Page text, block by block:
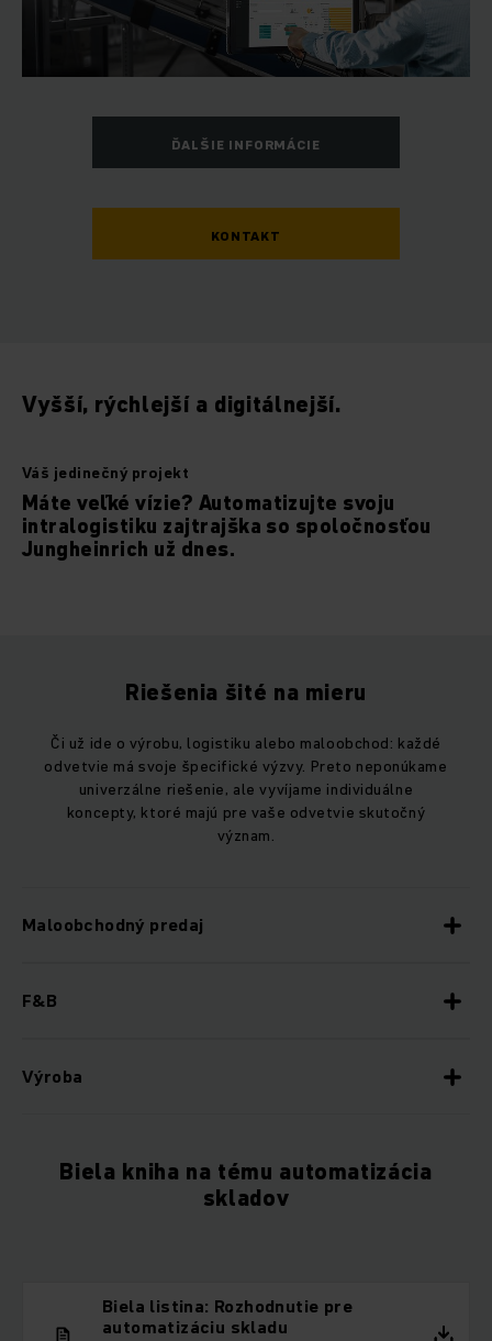
ĎALŠIE INFORMÁCIE
KONTAKT
Vyšší, rýchlejší a digitálnejší.
Váš jedinečný projekt
Máte veľké vízie? Automatizujte svoju
intralogistiku zajtrajška so spoločnosťou
Jungheinrich už dnes.
Riešenia šité na mieru
Či už ide o výrobu, logistiku alebo maloobchod: každé
odvetvie má svoje špecifické výzvy. Preto neponúkame
univerzálne riešenie, ale vyvíjame individuálne
koncepty, ktoré majú pre vaše odvetvie skutočný
význam.
Maloobchodný predaj
F&B
Výroba
Biela kniha na tému automatizácia
skladov
Biela listina: Rozhodnutie pre
automatizáciu skladu